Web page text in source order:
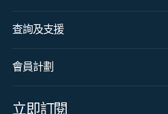
查詢及支援
會員計劃
立即訂閱